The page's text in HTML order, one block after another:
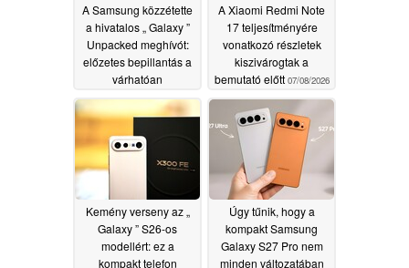
A Samsung közzétette
a hivatalos „ Galaxy ”
Unpacked meghívót:
előzetes bepillantás a
várhatóan
szeptemberben
megrendezésre kerülő
07/08/2026
A Xiaomi Redmi Note
17 teljesítményére
vonatkozó részletek
kiszivárogtak a
bemutató előtt 07/08/2026
Kemény verseny az „
Galaxy ” S26-os
modellért: ez a
kompakt telefon
Úgy tűnik, hogy a
kompakt Samsung
Galaxy S27 Pro nem
minden változatában